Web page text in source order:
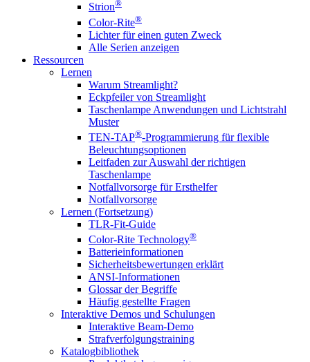
Strion®
Color-Rite®
Lichter für einen guten Zweck
Alle Serien anzeigen
Ressourcen
Lernen
Warum Streamlight?
Eckpfeiler von Streamlight
Taschenlampe Anwendungen und Lichtstrahl
Muster
TEN-TAP®-Programmierung für flexible
Beleuchtungsoptionen
Leitfaden zur Auswahl der richtigen
Taschenlampe
Notfallvorsorge für Ersthelfer
Notfallvorsorge
Lernen (Fortsetzung)
TLR-Fit-Guide
Color-Rite Technology®
Batterieinformationen
Sicherheitsbewertungen erklärt
ANSI-Informationen
Glossar der Begriffe
Häufig gestellte Fragen
Interaktive Demos und Schulungen
Interaktive Beam-Demo
Strafverfolgungstraining
Katalogbibliothek